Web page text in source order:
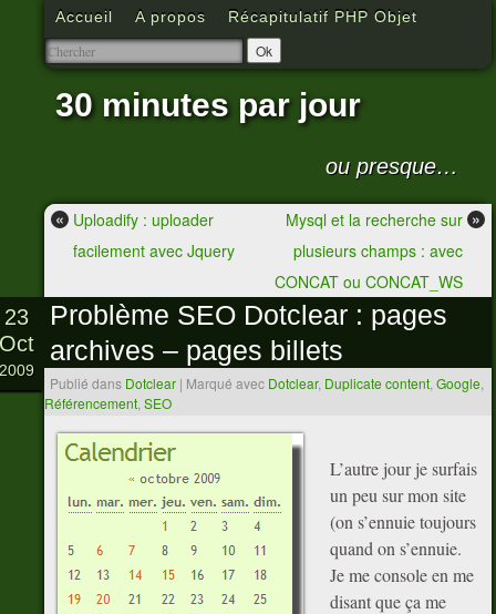
Accueil A propos Récapitulatif PHP Objet
30 minutes par jour
ou presque…
« Uploadify : uploader
facilement avec Jquery
Mysql et la recherche sur
plusieurs champs : avec
CONCAT ou CONCAT_WS
»
Problème SEO Dotclear : pages
archives – pages billets
Publié dans Dotclear | Marqué avec Dotclear, Duplicate content Google
Référencement SEO
23
Oct
2009
L’autre jour je surfais
un peu sur mon site
(on s’ennuie toujours
quand on s’ennuie.
Je me console en me
disant que ça me